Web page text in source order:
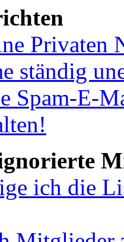
Privaten
ständig
Spam-E-
ich die